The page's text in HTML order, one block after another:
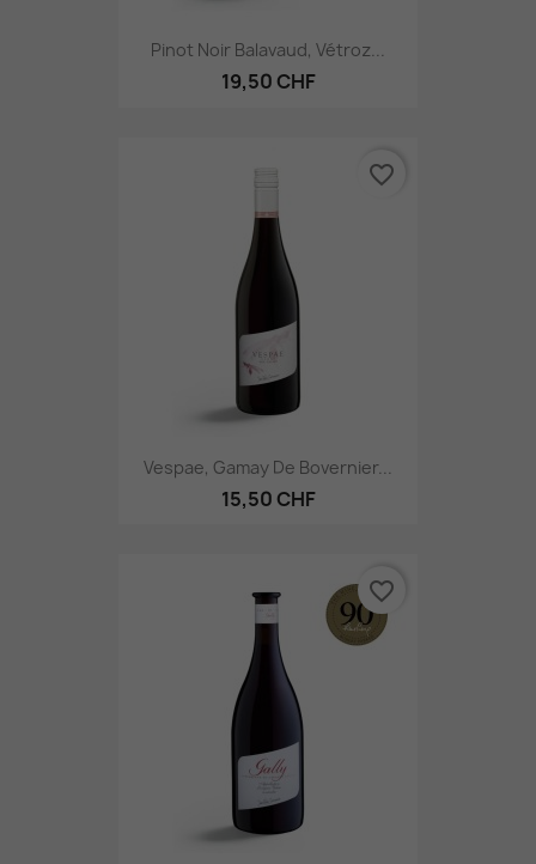
Pinot Noir Balavaud, Vétroz...
19,50 CHF
Vespae, Gamay De Bovernier...
15,50 CHF
favorite_border
favorite_border